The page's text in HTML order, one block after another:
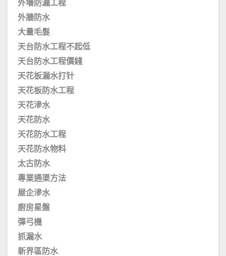
外墻防漏工程
外牆防水
大量毛髮
天台防水工程不起低
天台防水工程價錢
天花板漏水打针
天花板防水工程
天花滲水
天花防水
天花防水工程
天花防水物料
太古防水
專業通渠方法
屋企滲水
廚房星盤
彈弓機
抓漏水
新界區防水